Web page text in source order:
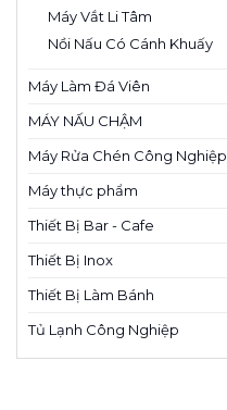
Máy Vắt Li Tâm
Nồi Nấu Có Cánh Khuấy
Máy Làm Đá Viên
MÁY NẤU CHẬM
Máy Rửa Chén Công Nghiệp
Máy thực phẩm
Thiết Bị Bar - Cafe
Thiết Bị Inox
Thiết Bị Làm Bánh
Tủ Lạnh Công Nghiệp